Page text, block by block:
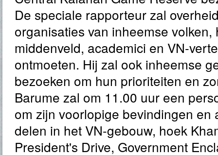
De speciale rapporteur zal
organisaties van inheemse
middenveld, academici en VN-
ontmoeten. Hij zal ook inheemse
bezoeken om hun prioriteiten en
Barume zal om 11.00 uur een
om zijn voorlopige bevindingen en
delen in het VN-gebouw, hoek
President's Drive, Government